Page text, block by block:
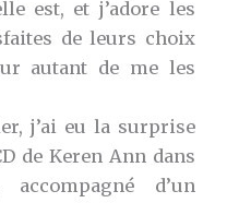
est, et j’adore les
de leurs choix
autant de me les
j’ai eu la surprise
de Keren Ann dans
d’un